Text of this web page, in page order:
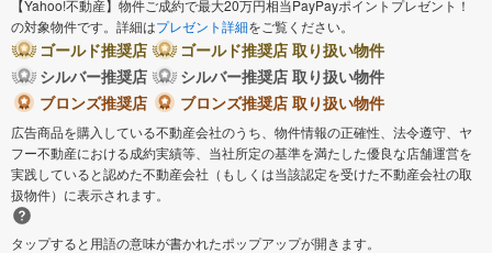
【Yahoo!不動産】物件ご成約で最大20万円相当PayPayポイントプレゼント！
の対象物件です。詳細はプレゼント詳細をご覧ください。
ゴールド推奨店
ゴールド推奨店 取り扱い物件
シルバー推奨店
シルバー推奨店 取り扱い物件
ブロンズ推奨店
ブロンズ推奨店 取り扱い物件
広告商品を購入している不動産会社のうち、物件情報の正確性、法令遵守、ヤ
フー不動産における成約実績等、当社所定の基準を満たした優良な店舗運営を
実践していると認めた不動産会社（もしくは当該認定を受けた不動産会社の取
扱物件）に表示されます。
タップすると用語の意味が書かれたポップアップが開きます。